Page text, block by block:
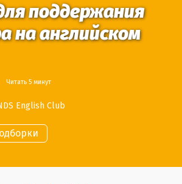
поддержания
на английском
Читать 5 минут
English Club